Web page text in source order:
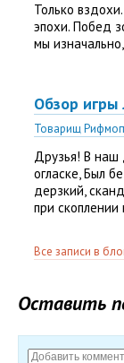
Только
эпохи. Побед
мы
Обзор игры
Товарищ
Друзья! В наш
огласке, Был
дерзкий,
при
Все записи в
Оставить